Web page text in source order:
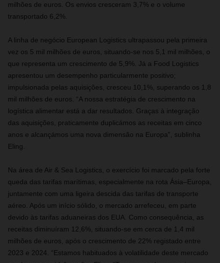
milhões de euros. Os envios cresceram 3,7% e o volume
transportado 6,2%.
A linha de negócio European Logistics ultrapassou pela primeira
vez os 5 mil milhões de euros, situando‑se nos 5,1 mil milhões, o
que representa um crescimento de 5,9%. Já a Food Logistics
apresentou um desempenho particularmente positivo;
impulsionada pelas aquisições, cresceu 10,1%, superando os 1,8
mil milhões de euros. “A nossa estratégia de crescimento na
logística alimentar está a dar resultados. Graças à integração
das aquisições, praticamente duplicámos as receitas em cinco
anos e alcançámos uma nova dimensão na Europa”, sublinha
Eling.
Na área de Air & Sea Logistics, o exercício foi marcado pela forte
queda das tarifas marítimas, especialmente na rota Ásia–Europa,
juntamente com uma ligeira descida das tarifas de transporte
aéreo. Após um início sólido, o mercado arrefeceu, em parte
devido às tarifas aduaneiras dos EUA. Como consequência, as
receitas diminuíram 12,6%, situando‑se em cerca de 1,4 mil
milhões de euros, após o crescimento de 22% registado entre
2023 e 2024. “Estamos habituados à volatilidade deste mercado